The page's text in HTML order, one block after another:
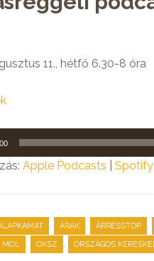
11., hétfő 6.30-8 óra
Apple Podcasts Spotify
, ÁRAK , ÁRRÉSSTOP ,
MOL , OKSZ , ORSZÁGOS